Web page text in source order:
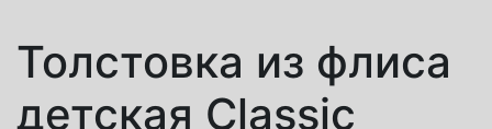
Толстовка из флиса
детская Classic